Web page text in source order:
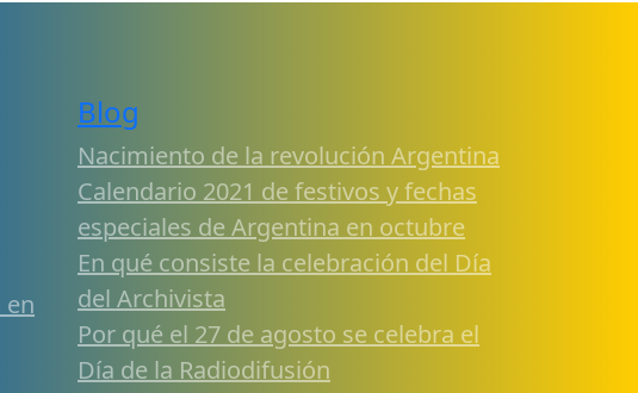
Blog
Nacimiento de la revolución Argentina
Calendario 2021 de festivos y fechas
especiales de Argentina en octubre
En qué consiste la celebración del Día
del Archivista
Por qué el 27 de agosto se celebra el
Día de la Radiodifusión